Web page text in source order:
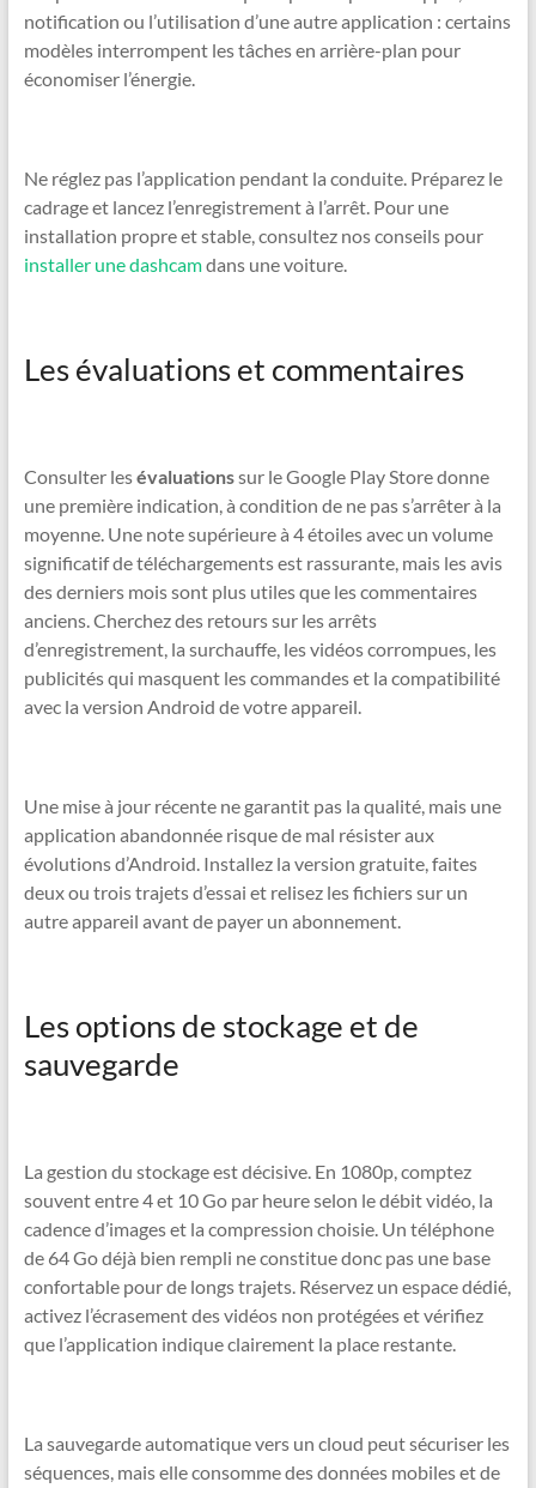
notification ou l’utilisation d’une autre application : certains
modèles interrompent les tâches en arrière-plan pour
économiser l’énergie.
Ne réglez pas l’application pendant la conduite. Préparez le
cadrage et lancez l’enregistrement à l’arrêt. Pour une
installation propre et stable, consultez nos conseils pour
installer une dashcamdans une voiture.
Les évaluations et commentaires
Consulter lesévaluationssur le Google Play Store donne
une première indication, à condition de ne pas s’arrêter à la
moyenne. Une note supérieure à 4 étoiles avec un volume
significatif de téléchargements est rassurante, mais les avis
des derniers mois sont plus utiles que les commentaires
anciens. Cherchez des retours sur les arrêts
d’enregistrement, la surchauffe, les vidéos corrompues, les
publicités qui masquent les commandes et la compatibilité
avec la version Android de votre appareil.
Une mise à jour récente ne garantit pas la qualité, mais une
application abandonnée risque de mal résister aux
évolutions d’Android. Installez la version gratuite, faites
deux ou trois trajets d’essai et relisez les fichiers sur un
autre appareil avant de payer un abonnement.
Les options de stockage et de
sauvegarde
La gestion du stockage est décisive. En 1080p, comptez
souvent entre 4 et 10 Go par heure selon le débit vidéo, la
cadence d’images et la compression choisie. Un téléphone
de 64 Go déjà bien rempli ne constitue donc pas une base
confortable pour de longs trajets. Réservez un espace dédié,
activez l’écrasement des vidéos non protégées et vérifiez
que l’application indique clairement la place restante.
La sauvegarde automatique vers un cloud peut sécuriser les
séquences, mais elle consomme des données mobiles et de